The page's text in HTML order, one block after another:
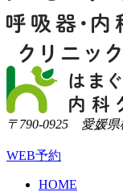
〒790-0925 愛媛県
WEB予約
HOME